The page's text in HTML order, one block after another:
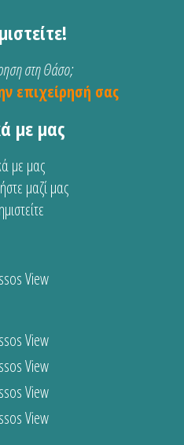
στη Θάσο;
επιχείρησή σας
με μας
με μας
μαζί μας